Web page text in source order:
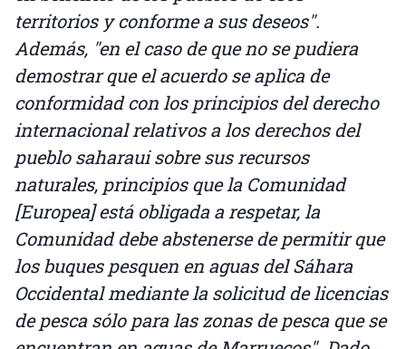
territorios y conforme a sus deseos".
Además, "en el caso de que no se pudiera
demostrar que el acuerdo se aplica de
conformidad con los principios del derecho
internacional relativos a los derechos del
pueblo saharaui sobre sus recursos
naturales, principios que la Comunidad
[Europea] está obligada a respetar, la
Comunidad debe abstenerse de permitir que
los buques pesquen en aguas del Sáhara
Occidental mediante la solicitud de licencias
de pesca sólo para las zonas de pesca que se